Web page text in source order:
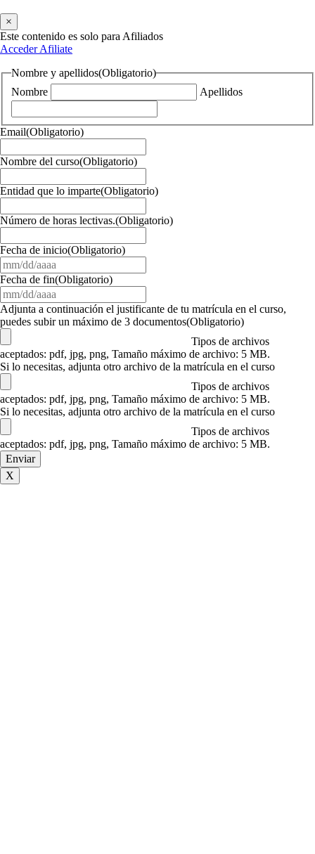
×
Este contenido es solo para Afiliados
AccederAfiliate
Nombre y apellidos(Obligatorio)
Nombre
Apellidos
Email(Obligatorio)
Nombre del curso(Obligatorio)
Entidad que lo imparte(Obligatorio)
Número de horas lectivas.(Obligatorio)
Fecha de inicio(Obligatorio)
barra
DD
barra
AAAA
Fecha de fin(Obligatorio)
barra
DD
barra
Adjunta a continuación el justificante de tu matrícula en el curso,
puedes subir un máximo de 3 documentos(Obligatorio)
Tipos de archivos
aceptados: pdf, jpg, png, Tamaño máximo de archivo: 5 MB.
Si lo necesitas, adjunta otro archivo de la matrícula en el curso
Tipos de archivos
aceptados: pdf, jpg, png, Tamaño máximo de archivo: 5 MB.
Si lo necesitas, adjunta otro archivo de la matrícula en el curso
Tipos de archivos
aceptados: pdf, jpg, png, Tamaño máximo de archivo: 5 MB.
X